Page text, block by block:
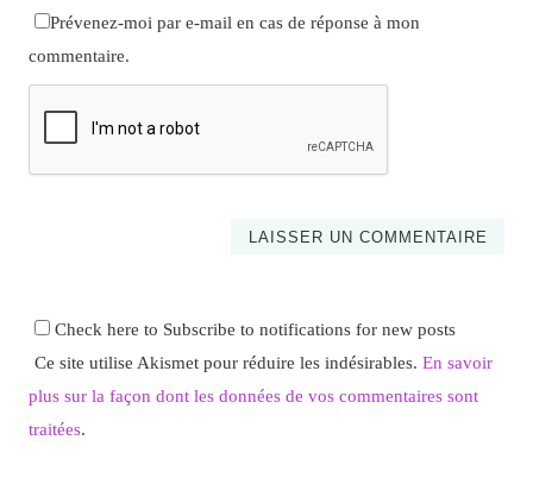
Prévenez-moi par e-mail en cas de réponse à mon
commentaire.
Check here to Subscribe to notifications for new posts
Ce site utilise Akismet pour réduire les indésirables. En savoir
plus sur la façon dont les données de vos commentaires sont
traitées.